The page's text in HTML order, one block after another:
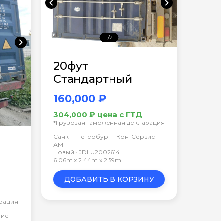
chevron_right
chevron_left chevron_right
1/7
20фут
Стандартный
160,000 ₽
304,000 ₽ цена с ГТД
*Грузовая таможенная декларация
Санкт - Петербург - Кон-Сервис
АМ
Новый • JDLU2002614
6.06m x 2.44m x 2.59m
ДОБАВИТЬ В КОРЗИНУ